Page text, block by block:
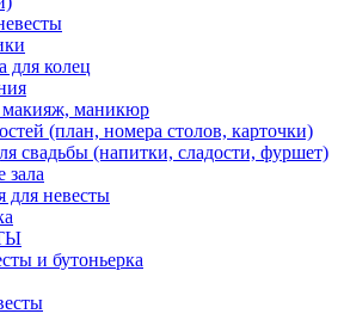
для колец
макияж, маникюр
(план, номера столов, карточки)
свадьбы (напитки, сладости, фуршет)
зала
для невесты
и бутоньерка